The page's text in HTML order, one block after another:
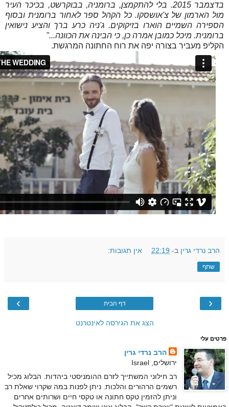
בדצמבר 2015. בלי להתקמצן, ברומניה, בבוקרשט, בכיכר העיר
מול הארמון של צ'אושסקו. כל הקהל ספר לאחור ברומנית ובסוף
הספירה השמיים הוארו בזיקוקים. ג'ניה כרע ברך והציע נישואין
ברומנית. מיכל כמובן אמרה כן, כי הבינה את הכוונה..."
הקליפ מעביר בצורה יפה את רוח החתונה המרגשת.
הרב נרדי גרין ב- 22:19 אין תגובות:
שתף
‹
› דף הבית
הצג את הגירסה לאינטרנט
פרטים עלי
הרב נרדי גרין
ירושלים, Israel
רב חילוני המשתייך לזרם ההומניסטי ביהדות. הבלוג מכיל
רשמים הרהורים והלכות. ניתן לפנות במה שקרוי שאלת רב
וניתן להזמין טקס חתונה או טקסי חיים ושרותים אחרים